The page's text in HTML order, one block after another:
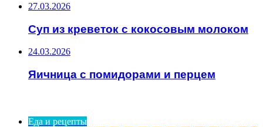
27.03.2026
Суп из креветок с кокосовым молоком
24.03.2026
Яичница с помидорами и перцем
Еда и рецепты